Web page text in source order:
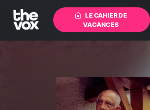
LE CAHIER DE
VACANCES